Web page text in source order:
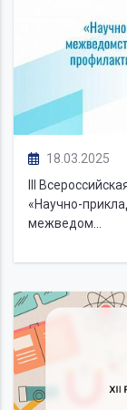
18.03.2025
III
«Научно-
межведом...